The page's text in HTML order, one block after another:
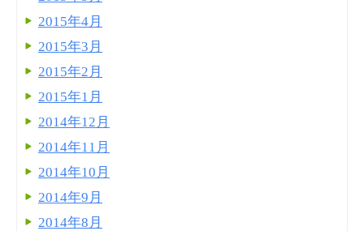
2015年4月
2015年3月
2015年2月
2015年1月
2014年12月
2014年11月
2014年10月
2014年9月
2014年8月